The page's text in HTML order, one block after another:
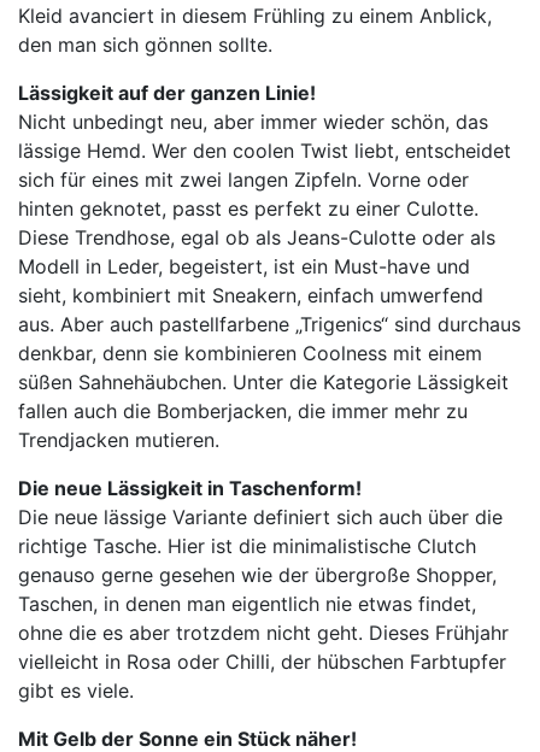
Kleid avanciert in diesem Frühling zu einem Anblick,
den man sich gönnen sollte.
Lässigkeit auf der ganzen Linie!
Nicht unbedingt neu, aber immer wieder schön, das
lässige Hemd. Wer den coolen Twist liebt, entscheidet
sich für eines mit zwei langen Zipfeln. Vorne oder
hinten geknotet, passt es perfekt zu einer Culotte.
Diese Trendhose, egal ob als Jeans-Culotte oder als
Modell in Leder, begeistert, ist ein Must-have und
sieht, kombiniert mit Sneakern, einfach umwerfend
aus. Aber auch pastellfarbene „Trigenics“ sind durchaus
denkbar, denn sie kombinieren Coolness mit einem
süßen Sahnehäubchen. Unter die Kategorie Lässigkeit
fallen auch die Bomberjacken, die immer mehr zu
Trendjacken mutieren.
Die neue Lässigkeit in Taschenform!
Die neue lässige Variante definiert sich auch über die
richtige Tasche. Hier ist die minimalistische Clutch
genauso gerne gesehen wie der übergroße Shopper,
Taschen, in denen man eigentlich nie etwas findet,
ohne die es aber trotzdem nicht geht. Dieses Frühjahr
vielleicht in Rosa oder Chilli, der hübschen Farbtupfer
gibt es viele.
Mit Gelb der Sonne ein Stück näher!